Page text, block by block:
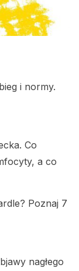
i normy.
Co
a co
Poznaj 7
nagłego